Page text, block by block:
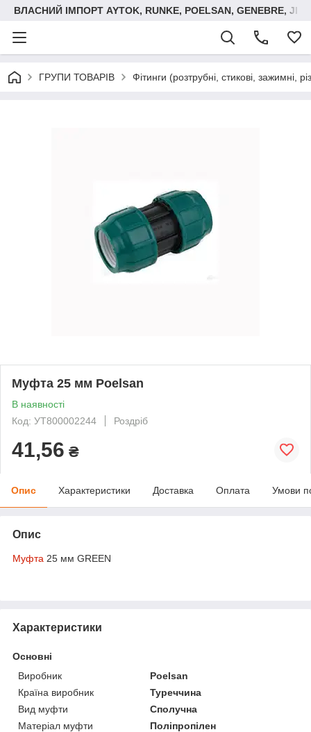
ВЛАСНИЙ ІМПОРТ AYTOK, RUNKE, POELSAN, GENEBRE,
ГРУПИ ТОВАРІВ Фітинги (розтрубні, стикові, зажимні,
Муфта 25 мм Poelsan
В наявності
Код: УТ800002244
Роздріб
41,56 ₴
Опис Характеристики Доставка Оплата Умови
Опис
Муфта 25 мм GREEN
Характеристики
Основні
Виробник
Poelsan
Країна виробник
Туреччина
Вид муфти
Сполучна
Матеріал муфти
Поліпропілен